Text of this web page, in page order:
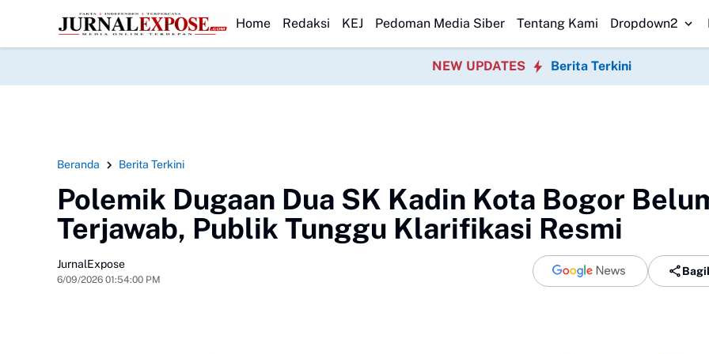
HEADLINE
Usut Kematian WindaForwatu Banten Soroti Dugaan Penyimpangan Program P3TGAI 2026 Bersama Warga Sobang Gotong
Home Redaksi KEJ Pedoman Media Siber Tentang Kami Dropdown2
NEW UPDATES Berita Terkini
Beranda Berita Terkini
Polemik Dugaan Dua SK Kadin Kota Bogor
Terjawab, Publik Tunggu Klarifikasi Resmi
JurnalExpose
6/09/2026 01:54:00 PM